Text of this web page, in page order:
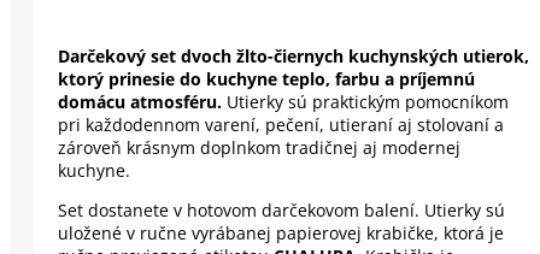
Darčekový set dvoch žlto-čiernych kuchynských utierok,
ktorý prinesie do kuchyne teplo, farbu a príjemnú
domácu atmosféru. Utierky sú praktickým pomocníkom
pri každodennom varení, pečení, utieraní aj stolovaní a
zároveň krásnym doplnkom tradičnej aj modernej
kuchyne.
Set dostanete v hotovom darčekovom balení. Utierky sú
uložené v ručne vyrábanej papierovej krabičke, ktorá je